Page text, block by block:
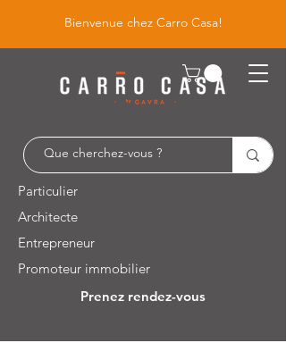
Bienvenue chez Carro Casa!
Particulier
Architecte
Entrepreneur
Promoteur immobilier
Prenez rendez-vous